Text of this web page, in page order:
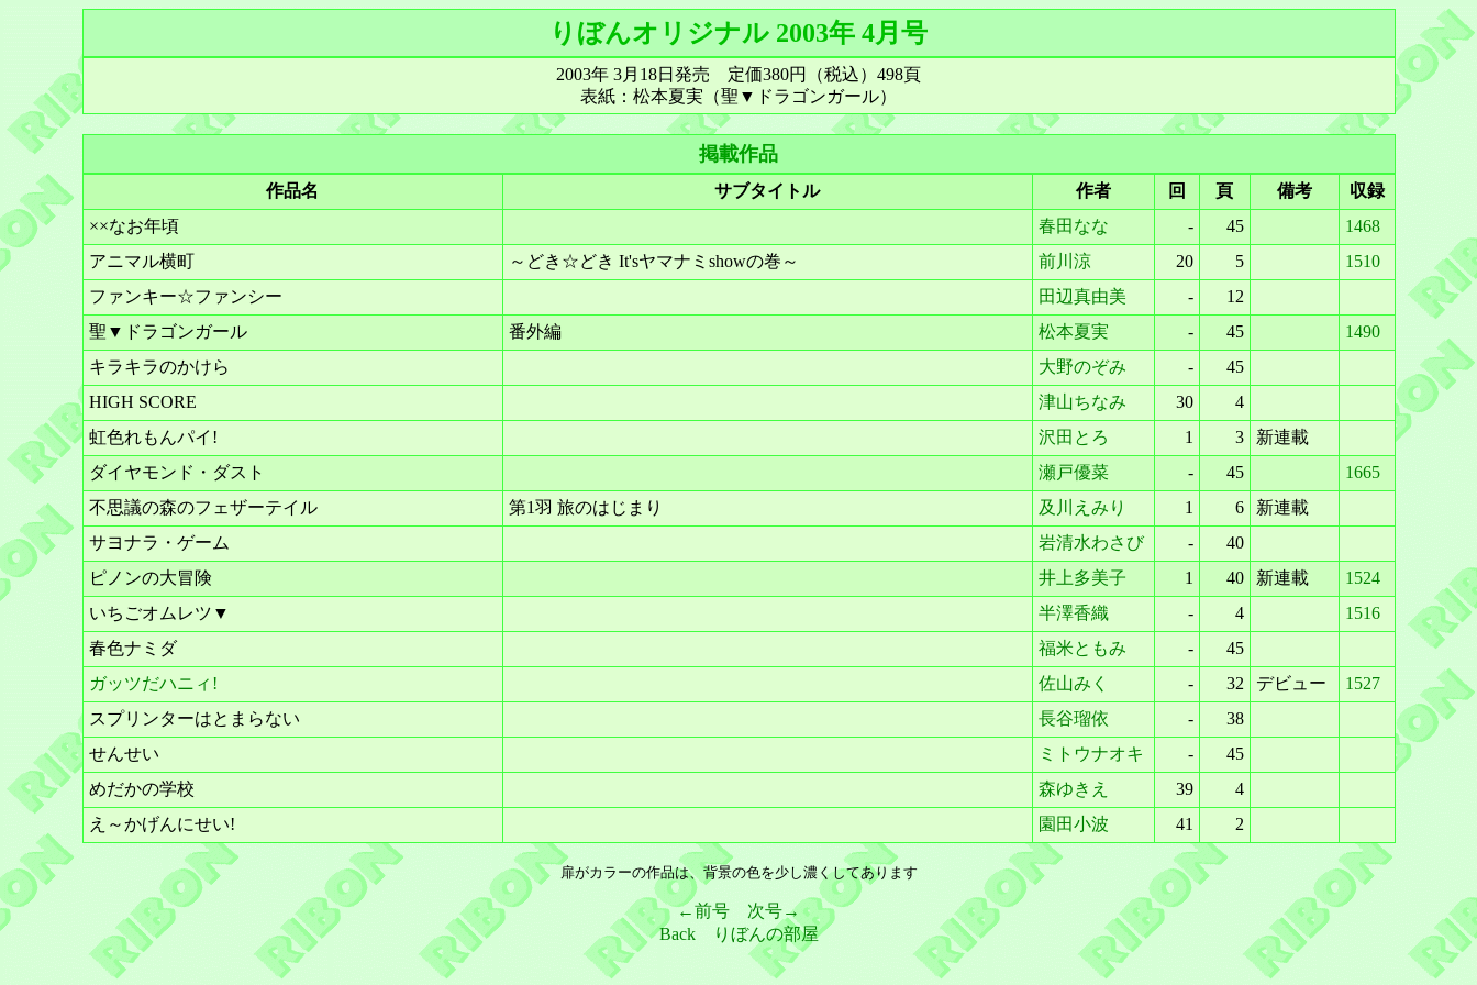
りぼんオリジナル 2003年 4月号
2003年 3月18日発売 定価380円（税込）498頁
表紙：松本夏実（聖▼ドラゴンガール）
掲載作品
作品名 サブタイトル 作者 回 頁 備考
収録
××なお年頃
春田なな - 45
1468
アニマル横町
～どき☆どき It'sヤマナミshowの巻～ 前川涼 20 5
1510
ファンキー☆ファンシー
田辺真由美 -
12
聖▼ドラゴンガール
番外編 松本夏実 - 45
1490
キラキラのかけら
大野のぞみ -
45
HIGH SCORE
津山ちなみ 30
4
虹色れもんパイ!
沢田とろ 1 3
新連載
ダイヤモンド・ダスト
瀬戸優菜 - 45
1665
不思議の森のフェザーテイル
第1羽 旅のはじまり 及川えみり 1 6
新連載
サヨナラ・ゲーム
岩清水わさび -
40
ピノンの大冒険
井上多美子 1 40 新連載
1524
いちごオムレツ▼
半澤香織 - 4
1516
春色ナミダ
福米ともみ -
45
ガッツだハニィ!
佐山みく - 32 デビュー
1527
スプリンターはとまらない
長谷瑠依 -
38
せんせい
ミトウナオキ -
45
めだかの学校
森ゆきえ 39
4
え～かげんにせい!
園田小波 41 2
扉がカラーの作品は、背景の色を少し濃くしてあります
←前号
次号→
Back
りぼんの部屋